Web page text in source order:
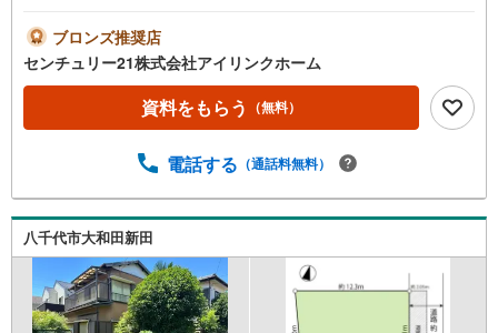
ら【アイリンクホーム】にお任せください～資料請求のみ
大歓迎！ご案内も即日ご対応可能東葉高速線『八千代緑が
丘』駅徒歩25分・京成本線『八千代台』駅徒歩26分●高津
小学校 徒歩1分●ヨークマート 徒歩13分●セイムス
徒歩17分●敷地面積39.68坪（敷地延長区画有） ●南
い合わせくださいませ）《コース内容（所要時間）》・サ
ーン相談から （30分～）【資料請求無料、お電話でのお
問い合わせ無料】お日にち:時間帯のご指定が可能です!!平
日やお仕事前・後のご内覧もお待ちしております!!ご希望の
日程、お時間をお知らせください。ご連絡を心よりお待ち
しております！
ブロンズ推奨店
センチュリー21株式会社アイリンクホーム
資料をもらう （無料）
電話する （通話料無料）
八千代市大和田新田